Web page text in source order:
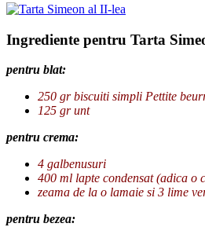
Ingrediente pentru Tarta
pentru blat:
250 gr biscuiti simpli Pettite
125 gr unt
pentru crema:
4 galbenusuri
400 ml lapte condensat (adica o
zeama de la o lamaie si 3 lime
pentru bezea: